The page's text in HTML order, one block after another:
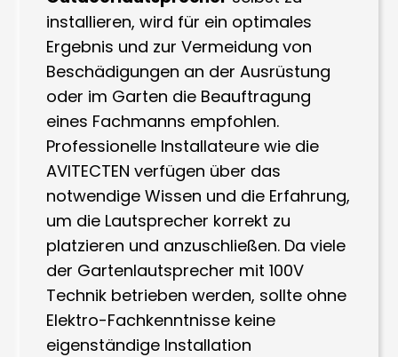
installieren, wird für ein optimales
Ergebnis und zur Vermeidung von
Beschädigungen an der Ausrüstung
oder im Garten die Beauftragung
eines Fachmanns empfohlen.
Professionelle Installateure wie die
AVITECTEN verfügen über das
notwendige Wissen und die Erfahrung,
um die Lautsprecher korrekt zu
platzieren und anzuschließen. Da viele
der Gartenlautsprecher mit 100V
Technik betrieben werden, sollte ohne
Elektro-Fachkenntnisse keine
eigenständige Installation